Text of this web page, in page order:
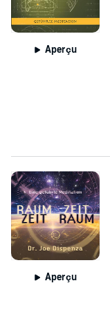
Aperçu
Aperçu